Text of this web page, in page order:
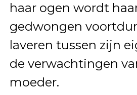
haar ogen wordt
gedwongen
laveren tussen zijn
de verwachtingen
moeder.